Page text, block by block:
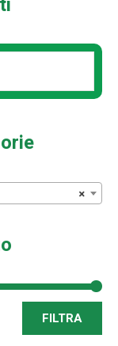
×
Min
FILTRA